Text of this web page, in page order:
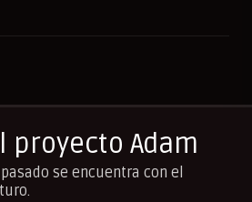
proyecto Adam
pasado se encuentra con el